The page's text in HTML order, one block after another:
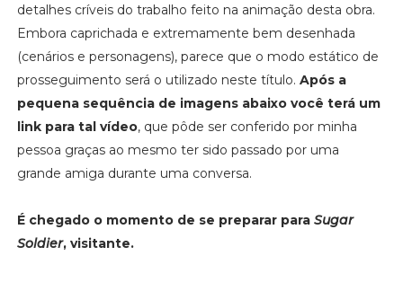
detalhes críveis do trabalho feito na animação desta obra.
Embora caprichada e extremamente bem desenhada
(cenários e personagens), parece que o modo estático de
prosseguimento será o utilizado neste título. Após a
pequena sequência de imagens abaixo você terá um
link para tal vídeo, que pôde ser conferido por minha
pessoa graças ao mesmo ter sido passado por uma
grande amiga durante uma conversa.
É chegado o momento de se preparar para Sugar
Soldier, visitante.